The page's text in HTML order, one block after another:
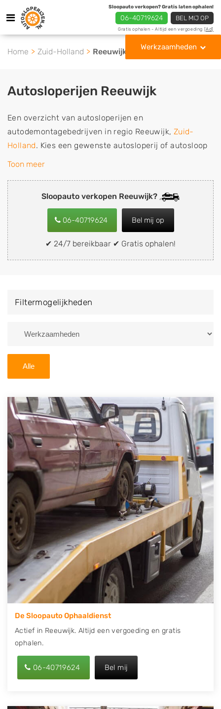
Sloopauto verkopen? Gratis laten ophalen!
06-40719624 BEL MIJ OP
Gratis ophalen - Altijd een vergoeding [Ad]
Werkzaamheden
Home Zuid-Holland Reeuwijk
Sloopauto verkopen Reeuwijk?
06-40719624 Bel mij op
✔ 24/7 bereikbaar ✔ Gratis ophalen!
Autosloperijen Reeuwijk
Een overzicht van autosloperijen en
autodemontagebedrijven in regio Reeuwijk, Zuid-
Holland. Kies een gewenste autosloperij of autosloop
uit de lijst die gespecialiseerd is in de verkoop van
de inkoop van sloopauto's, schadeauto's en
tweedehands auto's (ook zonder apk keuring). Wilt u
uw auto, camper, vrachtwagen, motor of brommobiel
snel en eenvoudig verkopen aan een
demontagebedrijf in de buurt, deze zelf wegbrengen
naar de sloop of deze liever laten ophalen op een
van Reeuwijk en ontvang een vergoeding voor uw
Zoekt u liever naar een sloperij in een andere plaats of
U kunt er ook voor kiezen om direct uw sloopauto te
verkopen en op te laten halen door de Sloopauto
Ophaaldienst van Autosloperijen.nl. Wij kunnen uw
auto gratis ophalen in Reeuwijk. Neem telefonisch
contact op of maak een terugbelafspraak. Wilt u
direct een tweedehands auto onderdelen offerte
aanvragen? Dat kan via de Onderdelenlijn! Vul uw
kenteken in en druk op verzenden.
Wij kunnen u helpen met de inkoop van auto's van
eigenlijk alle merken, zoals Alfa Romeo, Audi, BMW,
Chevrolet, Citroën, Dacia, Fiat, Ford, Honda, Hyundai,
Kia, Mazda, Mercedes Benz, Mitsubishi, Nissan, Opel,
Peugeot, Porsche, Renault, Seat, Skoda, Suzuki, Tesla,
Toyota, Volkswagen en Volvo.
Toon meer
Filtermogelijkheden
Alle
De Sloopauto Ophaaldienst
Actief in Reeuwijk. Altijd een vergoeding en gratis
ophalen.
06-40719624 Bel mij